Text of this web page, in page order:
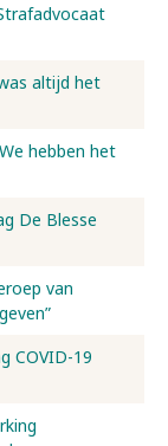
altijd het
hebben het
De Blesse
van
COVID-19